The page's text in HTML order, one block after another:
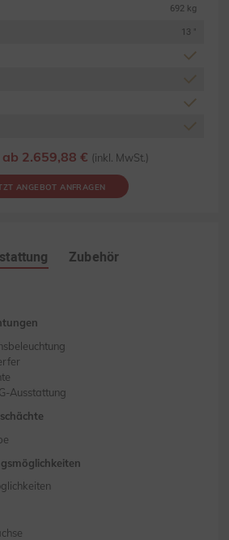
692 kg
13 "
ab 2.659,88 € (inkl. MwSt.)
ANGEBOT ANFRAGEN
Zubehör
Ausstattung